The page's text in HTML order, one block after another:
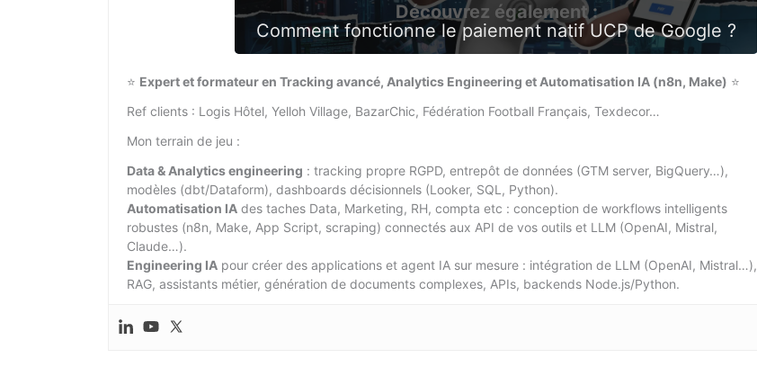
Découvrez également :
Comment fonctionne le paiement natif UCP de Google ?
⭐ Expert et formateur en Tracking avancé, Analytics Engineering et Automatisation IA (n8n, Make) ⭐
Ref clients : Logis Hôtel, Yelloh Village, BazarChic, Fédération Football Français, Texdecor…
Mon terrain de jeu :
Data & Analytics engineering : tracking propre RGPD, entrepôt de données (GTM server, BigQuery…),
modèles (dbt/Dataform), dashboards décisionnels (Looker, SQL, Python).
Automatisation IA des taches Data, Marketing, RH, compta etc : conception de workflows intelligents
robustes (n8n, Make, App Script, scraping) connectés aux API de vos outils et LLM (OpenAI, Mistral,
Claude…).
Engineering IA pour créer des applications et agent IA sur mesure : intégration de LLM (OpenAI, Mistral…),
RAG, assistants métier, génération de documents complexes, APIs, backends Node.js/Python.